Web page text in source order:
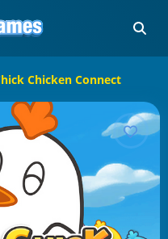
Chicken Connect